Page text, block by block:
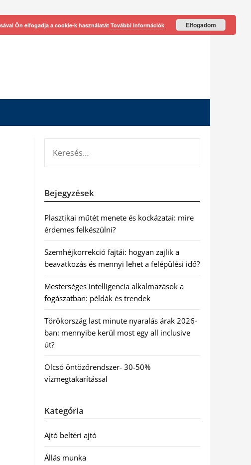
Bejegyzések
Plasztikai műtét menete és kockázatai: mire
érdemes felkészülni?
Szemhéjkorrekció fajtái: hogyan zajlik a
beavatkozás és mennyi lehet a felépülési idő?
Mesterséges intelligencia alkalmazások a
fogászatban: példák és trendek
Törökország last minute nyaralás árak 2026-
ban: mennyibe kerül most egy all inclusive
út?
Olcsó öntözőrendszer- 30-50%
vízmegtakarítással
Kategória
Ajtó beltéri ajtó
Állás munka
Ön elfogadja a cookie-k használatátTovábbi információk Elfogadom